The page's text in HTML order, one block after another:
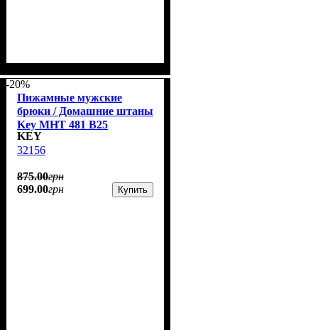
-20%
Пижамные мужские
брюки / Домашние штаны
Key MHT 481 B25
KEY
32156
875.00грн
699.00грн Купить